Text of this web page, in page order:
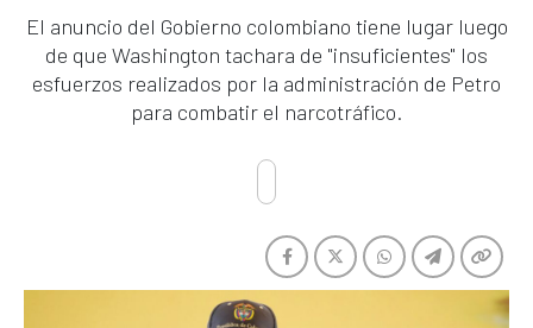
El anuncio del Gobierno colombiano tiene lugar luego
de que Washington tachara de "insuficientes" los
esfuerzos realizados por la administración de Petro
para combatir el narcotráfico.